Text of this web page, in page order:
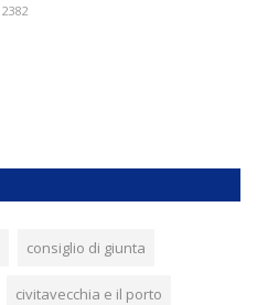
2382
consiglio di giunta
civitavecchia e il porto